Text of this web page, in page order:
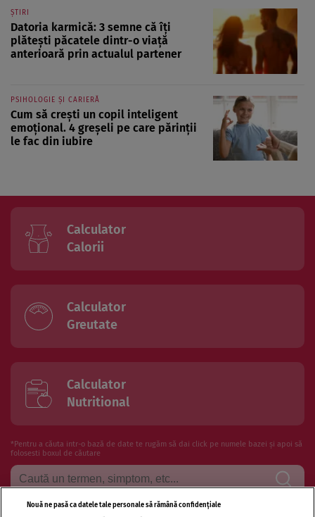
ȘTIRI
Datoria karmică: 3 semne că îți
plătești păcatele dintr-o viață
anterioară prin actualul partener
PSIHOLOGIE ȘI CARIERĂ
Cum să crești un copil inteligent
emoțional. 4 greșeli pe care părinții
le fac din iubire
Calculator
Calorii
Calculator
Greutate
Calculator
Nutritional
*Pentru a căuta intr-o bază de date te rugăm să dai click pe numele bazei și apoi să
folosesti boxul de căutare
Nouă ne pasă ca datele tale personale să rămână confidențiale